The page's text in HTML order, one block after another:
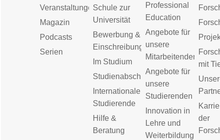
Veranstaltungen
Magazin
Podcasts
Serien
Schule zur
Universität
Bewerbung &
Einschreibung
Im Studium
Studienabschluss
Internationale
Studierende
Hilfe &
Beratung
Professional
Education
Angebote für
unsere
Mitarbeitenden
Angebote für
unsere
Studierenden
Innovation in
Lehre und
Weiterbildung
mit
der